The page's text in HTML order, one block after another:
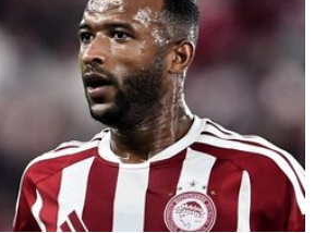
της Εθνικής Παίδων στο
Κ16
σε σπηλιά κοντά στο
Αγίων Ισιδώρων